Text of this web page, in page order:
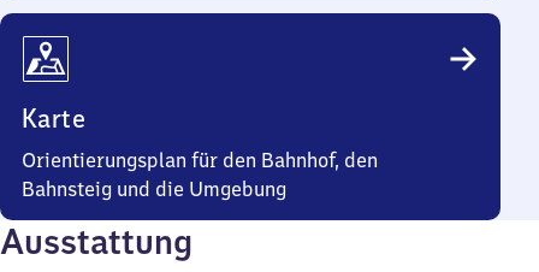
Karte
Orientierungsplan für den Bahnhof, den
Bahnsteig und die Umgebung
Ausstattung